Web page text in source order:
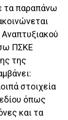
τα παραπάνω
ΠΣΚΕ
της
στοιχεία
όπως
και τα